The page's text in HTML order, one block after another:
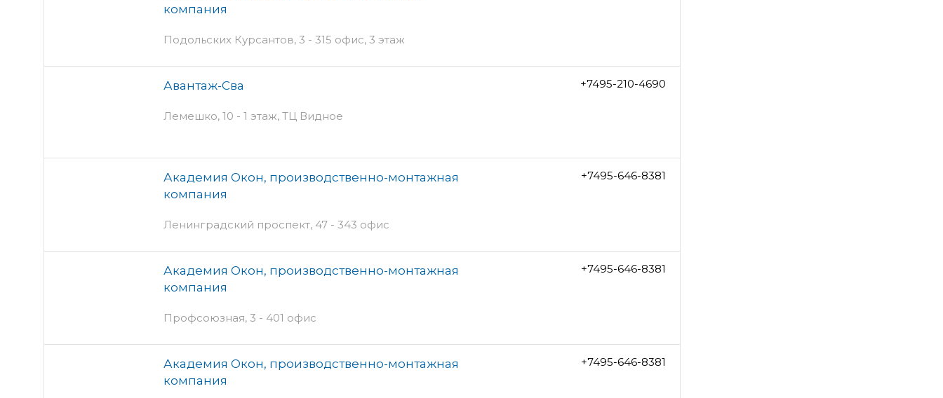
компания
Подольских Курсантов, 3 - 315 офис, 3 этаж
Авантаж-Сва
Лемешко, 10 - 1 этаж, ТЦ Видное
+7495-210-4690
Академия Окон, производственно-монтажная
компания
Ленинградский проспект, 47 - 343 офис
+7495-646-8381
Академия Окон, производственно-монтажная
компания
Профсоюзная, 3 - 401 офис
+7495-646-8381
Академия Окон, производственно-монтажная
компания
+7495-646-8381